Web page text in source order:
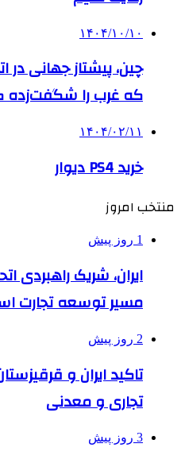
۱۴۰۴/۱۰/۱۰
چین، پیشتاز جهانی در
که غرب را شگفت‌زده
۱۴۰۴/۰۲/۱۱
خرید PS4 دیوار
منتخب امروز
1 روز پیش
ایران، شریک راهبردی
مسیر توسعه تجارت
2 روز پیش
تاکید ایران و
تجاری و معدنی
3 روز پیش